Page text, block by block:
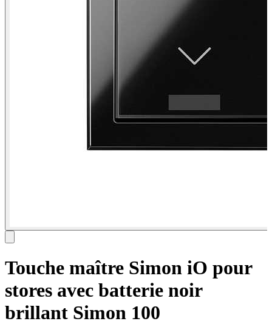
Touche maître Simon iO pour
stores avec batterie noir
brillant Simon 100